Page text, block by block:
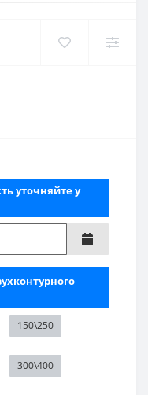
уточняйте у
150\250
300\400